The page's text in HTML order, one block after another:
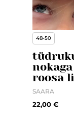
48-50
roosa
SAARA
22,00 €